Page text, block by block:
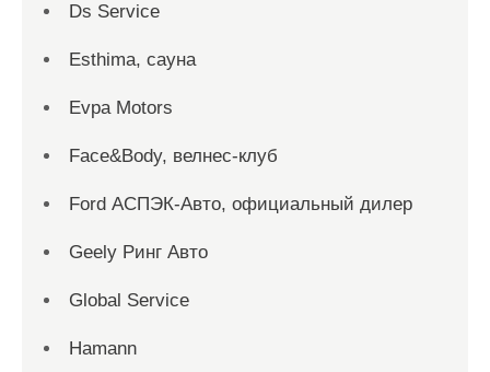
Ds Service
Esthima, сауна
Evpa Motors
Face&Body, велнес-клуб
Ford АСПЭК-Авто, официальный дилер
Geely Ринг Авто
Global Service
Hamann